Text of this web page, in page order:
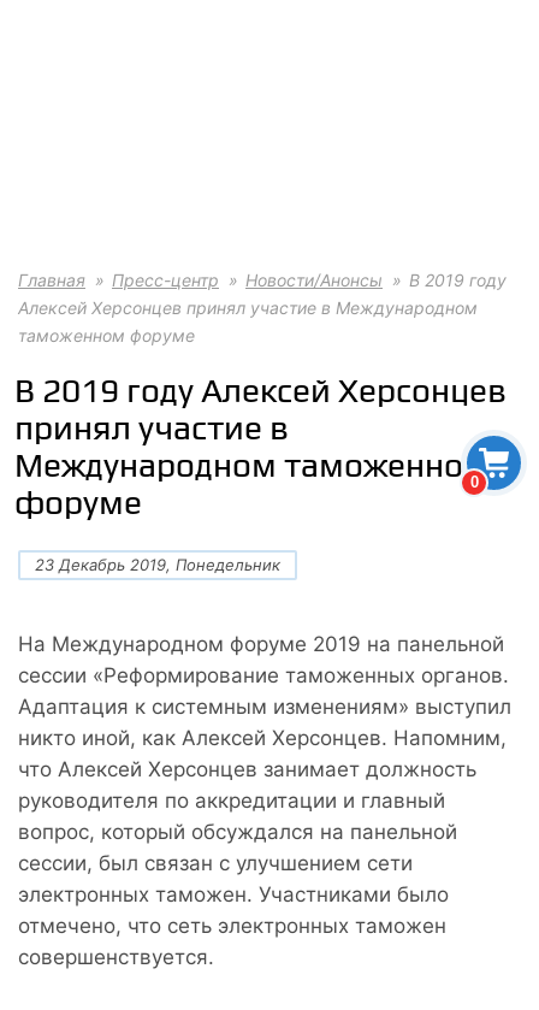
0
Главная Пресс-центр Новости/Анонсы
В 2019 году
Алексей Херсонцев принял участие в Международном
таможенном форуме
В 2019 году Алексей Херсонцев
принял участие в
Международном таможенном
форуме
23 Декабрь 2019, Понедельник
На Международном форуме 2019 на панельной
сессии «Реформирование таможенных органов.
Адаптация к системным изменениям» выступил
никто иной, как Алексей Херсонцев. Напомним,
что Алексей Херсонцев занимает должность
руководителя по аккредитации и главный
вопрос, который обсуждался на панельной
сессии, был связан с улучшением сети
электронных таможен. Участниками было
отмечено, что сеть электронных таможен
совершенствуется.